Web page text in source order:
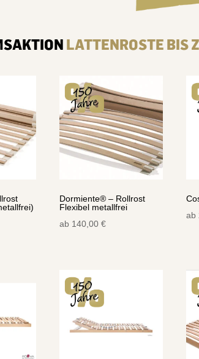
LATTENROSTE BIS
Dormiente® – Rollrost
Flexibel metallfrei
ab 140,00 €
ab